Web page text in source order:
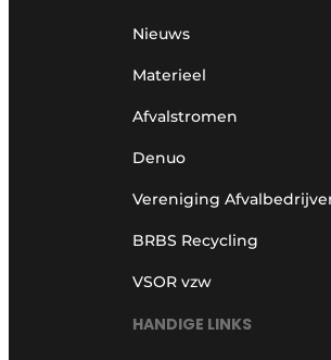
Nieuws
Materieel
Afvalstromen
Denuo
Vereniging
BRBS Recycling
VSOR vzw
HANDIGE LINKS